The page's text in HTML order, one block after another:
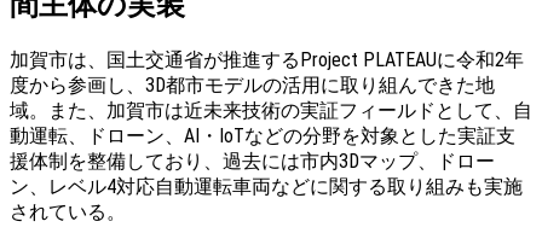
加賀市は、国土交通省が推進するProject PLATEAUに令和2年
度から参画し、3D都市モデルの活用に取り組んできた地
域。また、加賀市は近未来技術の実証フィールドとして、自
動運転、ドローン、AI・IoTなどの分野を対象とした実証支
援体制を整備しており、過去には市内3Dマップ、ドロー
ン、レベル4対応自動運転車両などに関する取り組みも実施
されている。